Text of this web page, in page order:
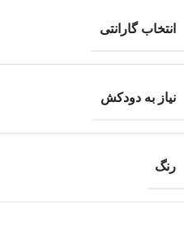
انتخاب گارانتی
نیاز به دودکش
رنگ